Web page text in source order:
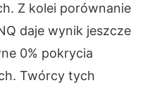
Z kolei porównanie
daje wynik jeszcze
0% pokrycia
Twórcy tych